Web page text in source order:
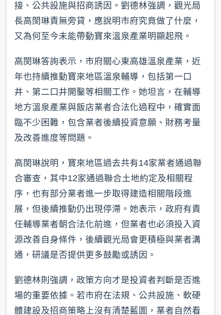
接、公共設施與招商誘因。劉德林強調，觀光局
長高閔琳責無旁貸，應說明市府究竟做了什麼，
又為何至今未能帶動寶來溫泉產業明顯起飛。
高閔琳答詢表示，市府關心東高雄溫泉產業，近
年也持續推動寶來地區溫泉輔導，包括第一口
井、第二口井開鑿等相關工作。她坦言，在輔導
地方溫泉產業與飯店業者合法化過程中，確實面
臨不少困難，包含業者後續投資意願、財務考量
及改善進度等問題。
高閔琳說明，寶來地區過去共有14家業者通過聯
合審查，其中12家通過聯合土地約定及相關程
序，也有部分業者進一步取得建造相關階段進
展，但後續推動仍出現停滯。她表示，政府有責
任輔導業者朝合法化前進，但業者也必須投入資
源改善自身條件，後續觀光局會更積極與業者溝
通，研議是否提供更多鼓勵或誘因。
劉德林則強調，政策方向才是投資者判斷是否進
場的重要依據。若市府在法規、公共設施、軟硬
體建設及招商策略上沒有清楚藍圖，業者自然看